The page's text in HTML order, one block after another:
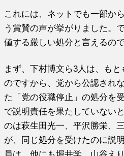
これには、ネットでも一部か
う賞賛の声が挙がりました。
値する厳しい処分と言えるの
まず、下村博文ら3人は、も
のですから、党から公認され
た「党の役職停止」の処分を
で説明責任を果たしていない
のは萩生田光一、平沢勝栄、
が、同じ処分を受けたのに説